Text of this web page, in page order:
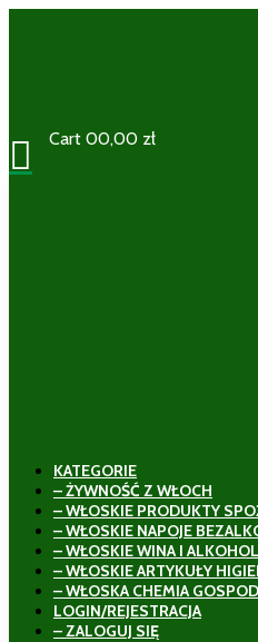
 Cart 00,00 zł
KATEGORIE
– ŻYWNOŚĆ Z WŁOCH
– WŁOSKIE PRODUKTY
– WŁOSKIE NAPOJE
– WŁOSKIE WINA I
– WŁOSKIE ARTYKUŁY
– WŁOSKA CHEMIA
LOGIN/REJESTRACJA
– ZALOGUJ SIĘ